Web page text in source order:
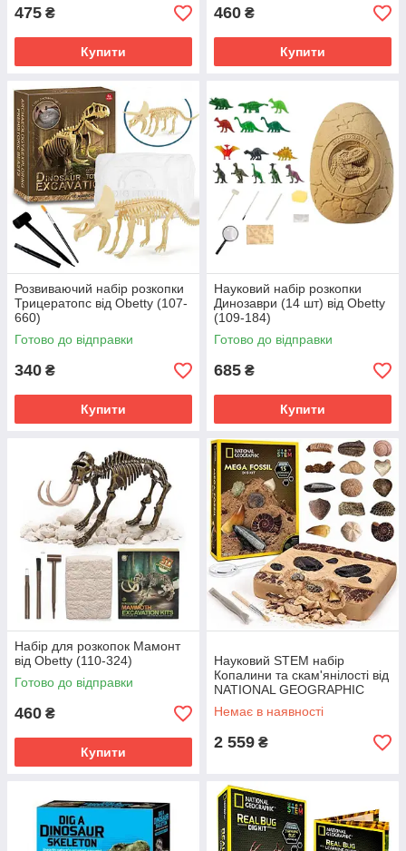
475 ₴
Купити
460 ₴
Купити
Розвиваючий набір розкопки
Трицератопс від Obetty (107-
660)
Готово до відправки
340 ₴
Купити
Науковий набір розкопки
Динозаври (14 шт) від Obetty
(109-184)
Готово до відправки
685 ₴
Купити
Набір для розкопок Мамонт
від Obetty (110-324)
Готово до відправки
460 ₴
Купити
Науковий STEM набір
Копалини та скам'янілості від
NATIONAL GEOGRAPHIC
Немає в наявності
2 559 ₴